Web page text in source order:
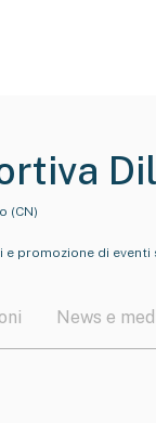
(CN)
e promozione di eventi
News e